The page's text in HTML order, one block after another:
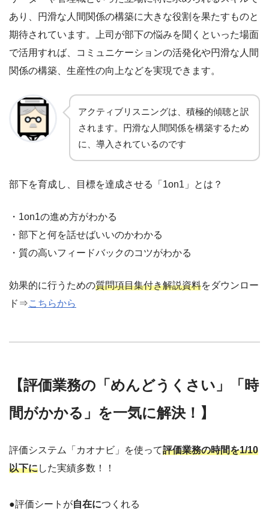
あり、円滑な人間関係の構築に大きな役割を果たすものと
期待されています。上司が部下の悩みを聞くといった場面
で活用すれば、コミュニケーションの活発化や円滑な人間
関係の構築、生産性の向上などを実現できます。
アクティブリスニングは、積極的傾聴と訳
されます。円滑な人間関係を構築するため
に、導入されているのです
部下を育成し、目標を達成させる「1on1」とは？
・1on1の進め方がわかる
・部下と何を話せばいいのかわかる
・質の高いフィードバックのコツがわかる
効果的に行うための質問項目集付き解説資料をダウンロー
ド⇒こちらから
【評価業務の「めんどうくさい」「時
間がかかる」を一気に解決！】
評価システム「カオナビ」を使って評価業務の時間を1/10
以下にした実績多数！！
●評価シートが自在につくれる